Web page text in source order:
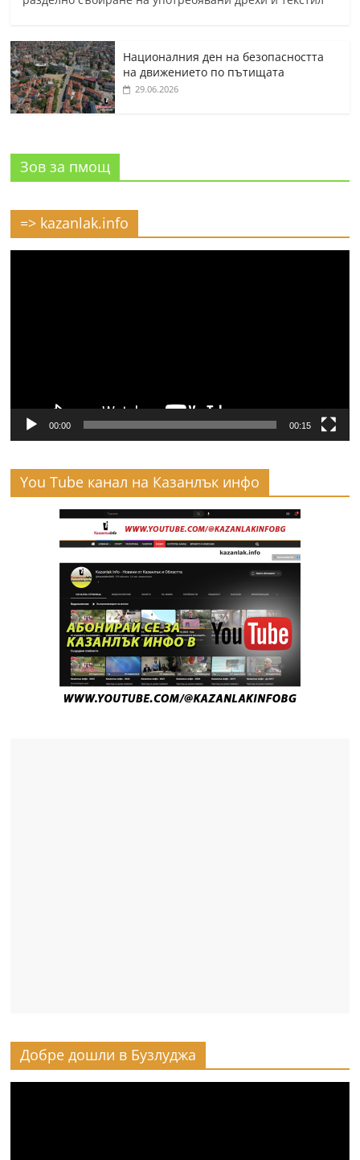
Националния ден на безопасността
на движението по пътищата
29.06.2026
Зов за пмощ
=> kazanlak.info
00:00 00:15
You Tube канал на Казанлък инфо
Добре дошли в Бузлуджа